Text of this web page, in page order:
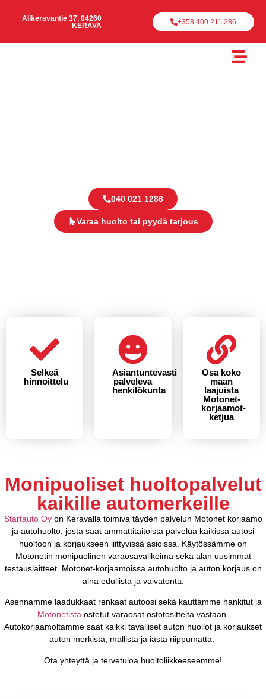
Alikeravantie 37, 04260
KERAVA
+358 400 211 286
040 021 1286
Varaa huolto tai pyydä tarjous
Selkeä
hinnoittelu
Asiantuntevasti
palveleva
henkilökunta
Osa koko
maan
laajuista
Motonet-
korjaamot-
ketjua
Monipuoliset huoltopalvelut
kaikille automerkeille
Startauto Oyon Keravalla toimiva täyden palvelun Motonet korjaamo
ja autohuolto, josta saat ammattitaitoista palvelua kaikissa autosi
huoltoon ja korjaukseen liittyvissä asioissa. Käytössämme on
Motonetin monipuolinen varaosavalikoima sekä alan uusimmat
testauslaitteet. Motonet-korjaamoissa autohuolto ja auton korjaus on
aina edullista ja vaivatonta.
Asennamme laadukkaat renkaat autoosi sekä kauttamme hankitut ja
Motonetistä ostetut varaosat ostotositteita vastaan.
Autokorjaamoltamme saat kaikki tavalliset auton huollot ja korjaukset
auton merkistä, mallista ja iästä riippumatta.
Ota yhteyttä ja tervetuloa huoltoliikkeeseemme!